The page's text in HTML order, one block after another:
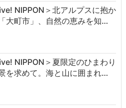
NIPPON＞北アルプスに抱か
大町市」、自然の恵みを知…
NIPPON＞夏限定のひまわり
を求めて。海と山に囲まれ…